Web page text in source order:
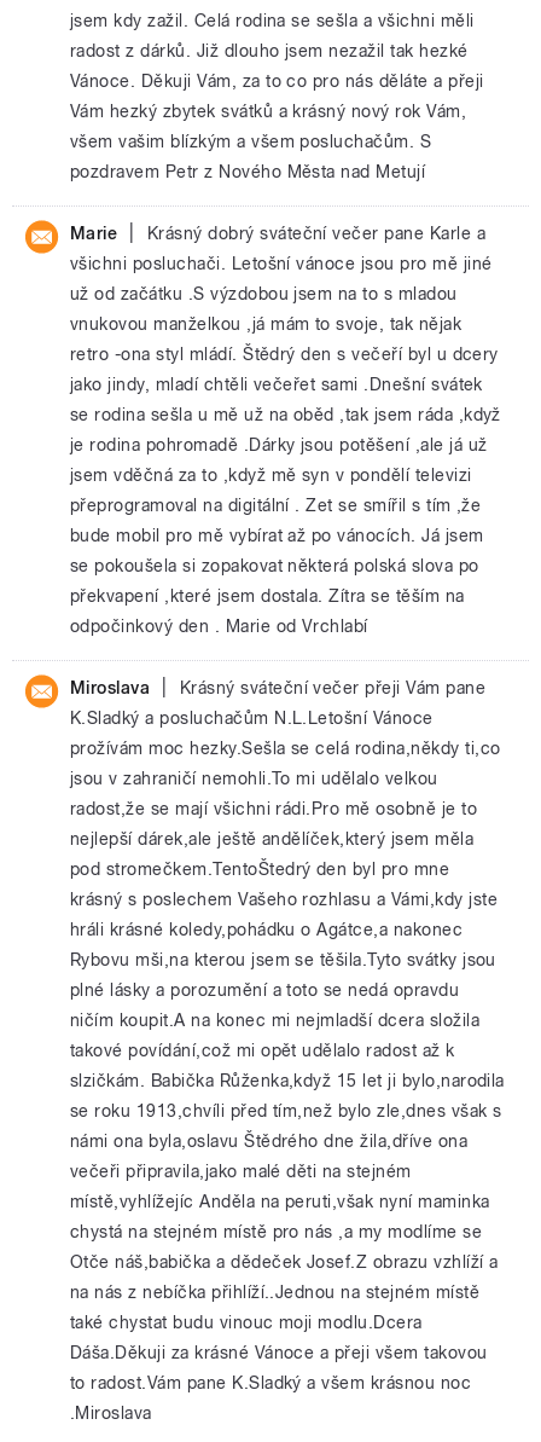
jsem kdy zažil. Celá rodina se sešla a všichni měli
radost z dárků. Již dlouho jsem nezažil tak hezké
Vánoce. Děkuji Vám, za to co pro nás děláte a přeji
Vám hezký zbytek svátků a krásný nový rok Vám,
všem vašim blízkým a všem posluchačům. S
pozdravem Petr z Nového Města nad Metují
Marie
Krásný dobrý sváteční večer pane Karle a
všichni posluchači. Letošní vánoce jsou pro mě jiné
už od začátku .S výzdobou jsem na to s mladou
vnukovou manželkou ,já mám to svoje, tak nějak
retro -ona styl mládí. Štědrý den s večeří byl u dcery
jako jindy, mladí chtěli večeřet sami .Dnešní svátek
se rodina sešla u mě už na oběd ,tak jsem ráda ,když
je rodina pohromadě .Dárky jsou potěšení ,ale já už
jsem vděčná za to ,když mě syn v pondělí televizi
přeprogramoval na digitální . Zet se smířil s tím ,že
bude mobil pro mě vybírat až po vánocích. Já jsem
se pokoušela si zopakovat některá polská slova po
překvapení ,které jsem dostala. Zítra se těším na
odpočinkový den . Marie od Vrchlabí
Miroslava
Krásný sváteční večer přeji Vám pane
K.Sladký a posluchačům N.L.Letošní Vánoce
prožívám moc hezky.Sešla se celá rodina,někdy ti,co
jsou v zahraničí nemohli.To mi udělalo velkou
radost,že se mají všichni rádi.Pro mě osobně je to
nejlepší dárek,ale ještě andělíček,který jsem měla
pod stromečkem.TentoŠtedrý den byl pro mne
krásný s poslechem Vašeho rozhlasu a Vámi,kdy jste
hráli krásné koledy,pohádku o Agátce,a nakonec
Rybovu mši,na kterou jsem se těšila.Tyto svátky jsou
plné lásky a porozumění a toto se nedá opravdu
ničím koupit.A na konec mi nejmladší dcera složila
takové povídání,což mi opět udělalo radost až k
slzičkám. Babička Růženka,když 15 let ji bylo,narodila
se roku 1913,chvíli před tím,než bylo zle,dnes však s
námi ona byla,oslavu Štědrého dne žila,dříve ona
večeři připravila,jako malé děti na stejném
místě,vyhlížejíc Anděla na peruti,však nyní maminka
chystá na stejném místě pro nás ,a my modlíme se
Otče náš,babička a dědeček Josef.Z obrazu vzhlíží a
na nás z nebíčka přihlíží..Jednou na stejném místě
také chystat budu vinouc moji modlu.Dcera
Dáša.Děkuji za krásné Vánoce a přeji všem takovou
to radost.Vám pane K.Sladký a všem krásnou noc
.Miroslava